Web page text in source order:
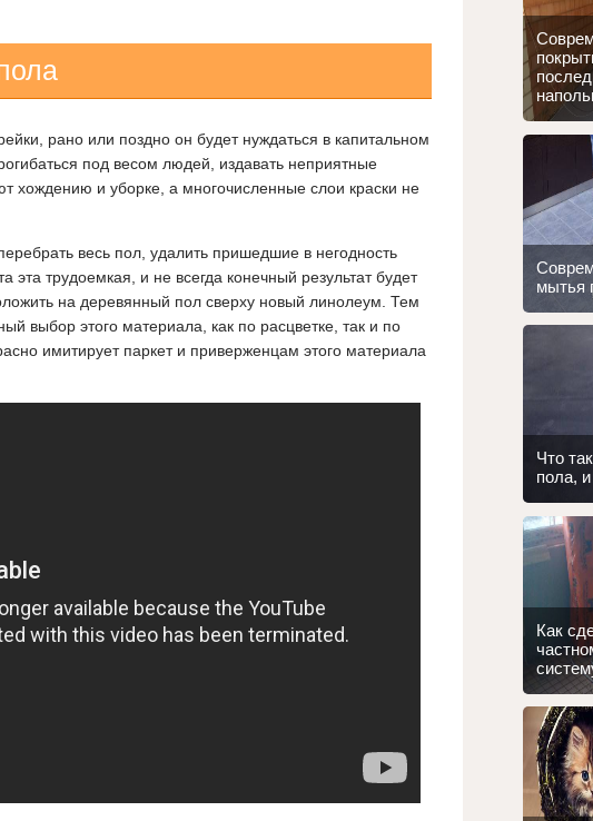
рано или поздно он будет нуждаться в капитальном
под весом людей, издавать неприятные
хождению и уборке, а многочисленные слои краски не
весь пол, удалить пришедшие в негодность
трудоемкая, и не всегда конечный результат будет
на деревянный пол сверху новый линолеум. Тем
выбор этого материала, как по расцветке, так и по
имитирует паркет и приверженцам этого материала
мытья
Что
пола,
Как